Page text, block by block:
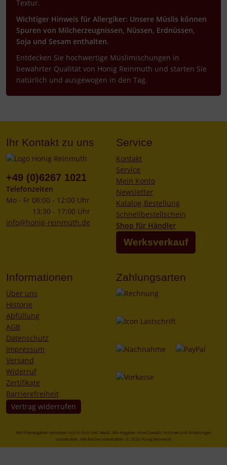
Textur.
Wichtiger Hinweis für Allergiker: Unsere Müslis können
Spuren von Milcherzeugnissen, Nüssen, Erdnüssen,
Soja und Sesam enthalten.
Entdecken Sie hochwertige Müslimischungen in
bewährter Qualität von Honig Reinmuth und starten Sie
natürlich und ausgewogen in den Tag.
Ihr Kontakt zu uns
+49 (0)6267 1021
Telefonzeiten
Mo - Fr 08:00 - 12:00 Uhr
13:30 - 17:00 Uhr
info@honig-reinmuth.de
Service
Kontakt
Service
Mein Konto
Newsletter
Katalog-Bestellung
Schnellbestellschein
Shop für Händler
Werksverkauf
Informationen
Über uns
Historie
Abfüllung
AGB
Datenschutz
Impressum
Versand
Widerruf
Zertifikate
Barrierefreiheit
Vertrag widerrufen
Zahlungsarten
Alle Preisangaben verstehen sich in Euro inkl. MwSt. Alle Angaben ohne Gewähr. Irrtümer und Änderungen
vorbehalten. Alle Rechte vorbehalten. © 2026 Honig Reinmuth